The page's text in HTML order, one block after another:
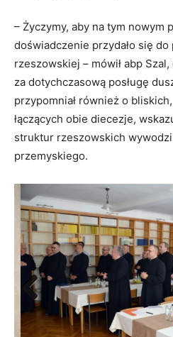
– Życzymy, aby na tym nowym
doświadczenie przydało się
rzeszowskiej – mówił abp
za dotychczasową posługę
przypomniał również o
łączących obie diecezje,
struktur rzeszowskich wywodzi
przemyskiego.
Previous